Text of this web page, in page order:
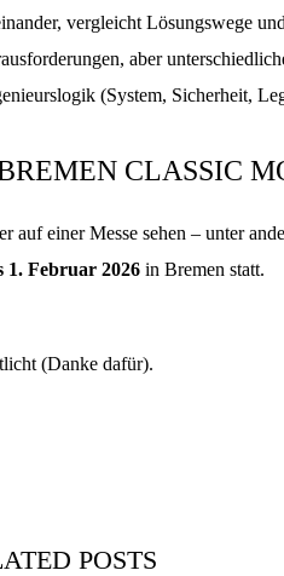
vergleicht Lösungswege
aber
(System, Sicherheit,
CLASSIC
auf einer Messe sehen – unter
1. Februar 2026in Bremen statt.
(Danke dafür).
POSTS